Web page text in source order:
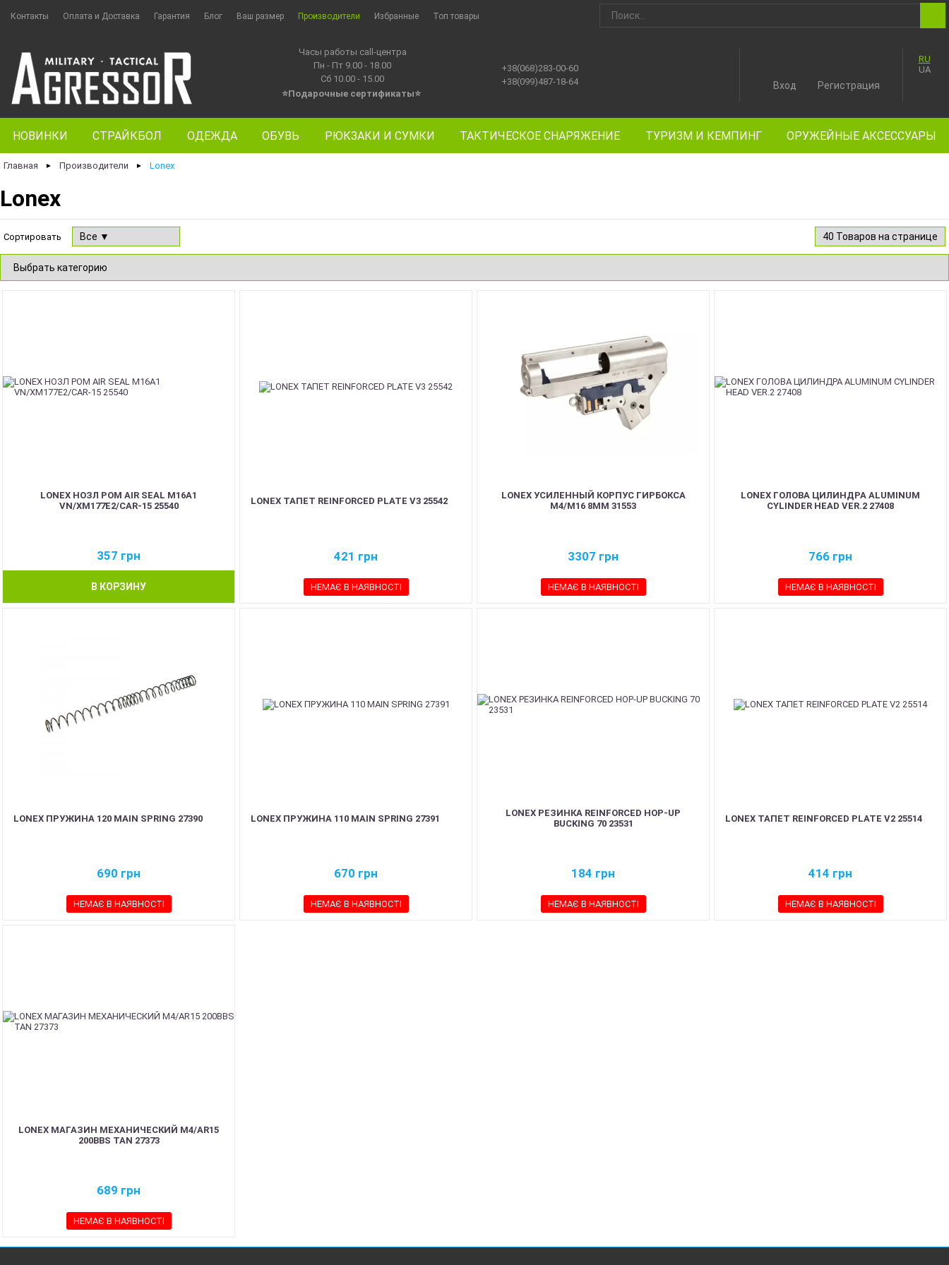
Контакты Оплата и Доставка Гарантия Блог Ваш размер Производители Избранные Топ товары
Часы работы call-центра
Пн - Пт 9.00 - 18.00
Сб 10.00 - 15.00
⭐Подарочные сертификаты⭐
+38(068)283-00-60
+38(099)487-18-64
RU
UA
Вход Регистрация
НОВИНКИ СТРАЙКБОЛ ОДЕЖДА ОБУВЬ РЮКЗАКИ И СУМКИ ТАКТИЧЕСКОЕ СНАРЯЖЕНИЕ ТУРИЗМ И КЕМПИНГ ОРУЖЕЙНЫЕ АКСЕССУАРЫ
Главная ► Производители ► Lonex
Lonex
Сортировать
LONEX НОЗЛ POM AIR SEAL M16A1
VN/XM177E2/CAR-15 25540
357 грн
В КОРЗИНУ
LONEX ТАПЕТ REINFORCED PLATE V3 25542
421 грн
НЕМАЄ В НАЯВНОСТІ
LONEX УСИЛЕННЫЙ КОРПУС ГИРБОКСА
M4/M16 8MM 31553
3307 грн
НЕМАЄ В НАЯВНОСТІ
LONEX ГОЛОВА ЦИЛИНДРА ALUMINUM
CYLINDER HEAD VER.2 27408
766 грн
НЕМАЄ В НАЯВНОСТІ
LONEX ПРУЖИНА 120 MAIN SPRING 27390
690 грн
НЕМАЄ В НАЯВНОСТІ
LONEX ПРУЖИНА 110 MAIN SPRING 27391
670 грн
НЕМАЄ В НАЯВНОСТІ
LONEX РЕЗИНКА REINFORCED HOP-UP
BUCKING 70 23531
184 грн
НЕМАЄ В НАЯВНОСТІ
LONEX ТАПЕТ REINFORCED PLATE V2 25514
414 грн
НЕМАЄ В НАЯВНОСТІ
LONEX МАГАЗИН МЕХАНИЧЕСКИЙ M4/AR15
200BBS TAN 27373
689 грн
НЕМАЄ В НАЯВНОСТІ